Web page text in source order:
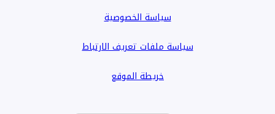
سياسة الخصوصية
سياسة ملفات تعريف الارتباط
خريطة الموقع